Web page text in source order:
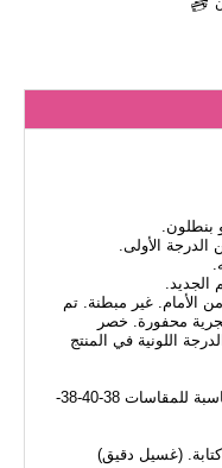
بنطلون.
الأولى.
الجديد.
من الأمام. غير مبطنة. تم
محفورة. خصر
اللونية في المنتج
المنتج قياسي، مناسبة للمقاسات 38-40-38-